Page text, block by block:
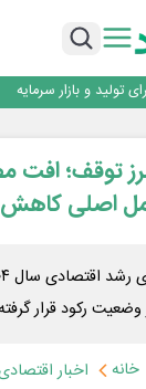
تولید و بازار سرمایه
ایران شکسته می‌شود؟
مردم خط قرمز ندارم
توقف؛
اصلی
وضعیت رکود قرار
خانه
اخبار